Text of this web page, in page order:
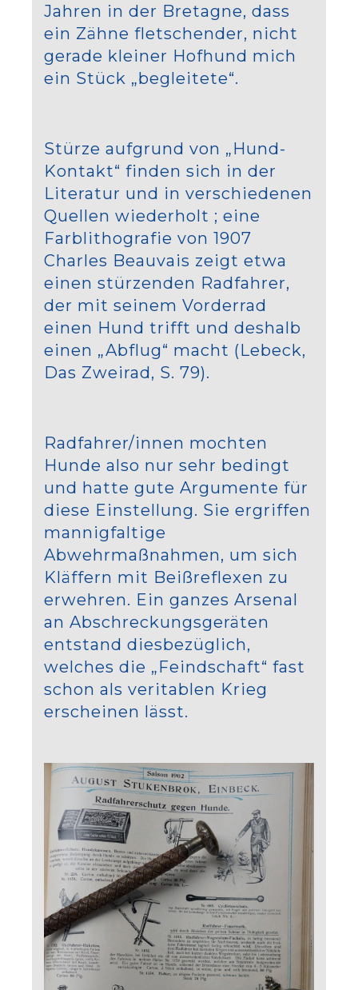
Jahren in der Bretagne, dass
ein Zähne fletschender, nicht
gerade kleiner Hofhund mich
ein Stück „begleitete“.
Stürze aufgrund von „Hund-
Kontakt“ finden sich in der
Literatur und in verschiedenen
Quellen wiederholt ; eine
Farblithografie von 1907
Charles Beauvais zeigt etwa
einen stürzenden Radfahrer,
der mit seinem Vorderrad
einen Hund trifft und deshalb
einen „Abflug“ macht (Lebeck,
Das Zweirad, S. 79).
Radfahrer/innen mochten
Hunde also nur sehr bedingt
und hatte gute Argumente für
diese Einstellung. Sie ergriffen
mannigfaltige
Abwehrmaßnahmen, um sich
Kläffern mit Beißreflexen zu
erwehren. Ein ganzes Arsenal
an Abschreckungsgeräten
entstand diesbezüglich,
welches die „Feindschaft“ fast
schon als veritablen Krieg
erscheinen lässt.